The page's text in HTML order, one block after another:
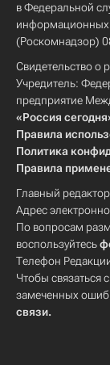
в Федеральной
информационных
(Роскомнадзор)
Свидетельство
Учредитель:
предприятие
«Россия
Правила
Политика
Правила
Главный
Адрес
По вопросам
воспользуйтесь
Телефон
Чтобы связаться
замеченных
связи.